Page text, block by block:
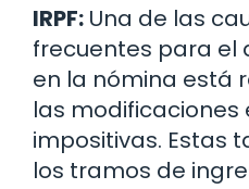
IRPF: Una de las
frecuentes para el
en la nómina está
las modificaciones
impositivas. Estas
los tramos de